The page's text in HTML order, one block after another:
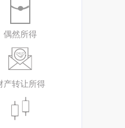
偶然所得
产转让所得